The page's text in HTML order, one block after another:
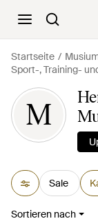
Startseite
Sport-, Training-
M
Sale
Sortieren nach